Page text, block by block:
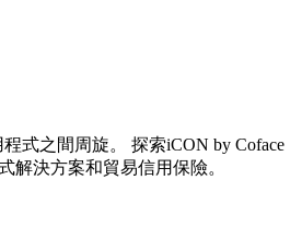
式之間周旋。 探索iCON by Coface
解決方案和貿易信用保險。